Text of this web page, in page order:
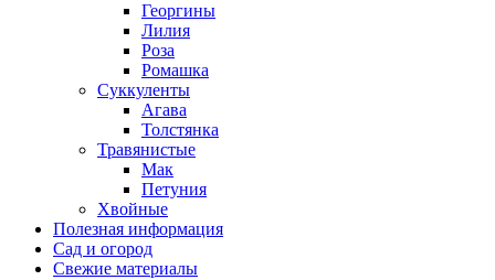
Георгины
Лилия
Роза
Ромашка
Суккуленты
Агава
Толстянка
Травянистые
Мак
Петуния
Хвойные
Полезная информация
Сад и огород
Свежие материалы